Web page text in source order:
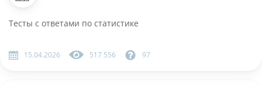
Тесты с ответами по статистике
15.04.2026 517 556 97